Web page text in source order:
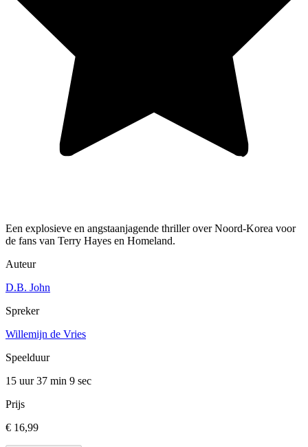
Een explosieve en angstaanjagende thriller over Noord-Korea voor
de fans van Terry Hayes en Homeland.
Auteur
D.B. John
Spreker
Willemijn de Vries
Speelduur
15 uur 37 min 9 sec
Prijs
€ 16,99